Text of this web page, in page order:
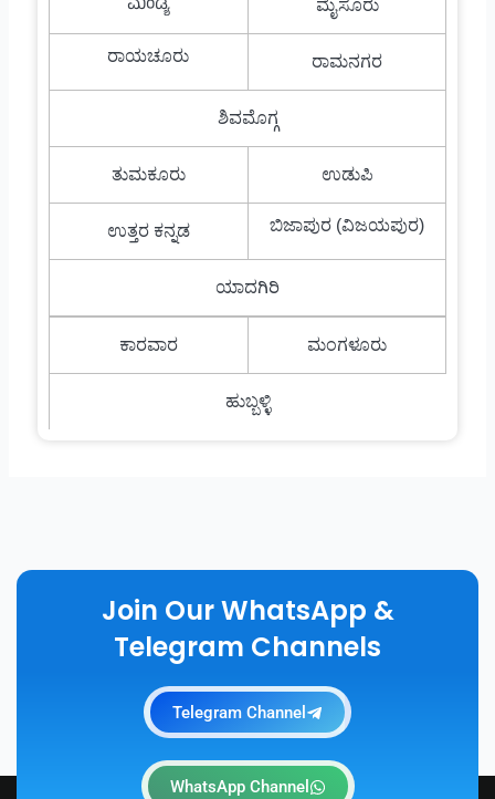
ಮೈಸೂರು
ರಾಯಚೂರು ರಾಮನಗರ
ಶಿವಮೊಗ್ಗ
ತುಮಕೂರು ಉಡುಪಿ
ಉತ್ತರ ಕನ್ನಡ ಬಿಜಾಪುರ (ವಿಜಯಪುರ)
ಯಾದಗಿರಿ
ಕಾರವಾರ ಮಂಗಳೂರು
ಹುಬ್ಬಳ್ಳಿ
Join Our WhatsApp &
Telegram Channels
Telegram Channel
WhatsApp Channel